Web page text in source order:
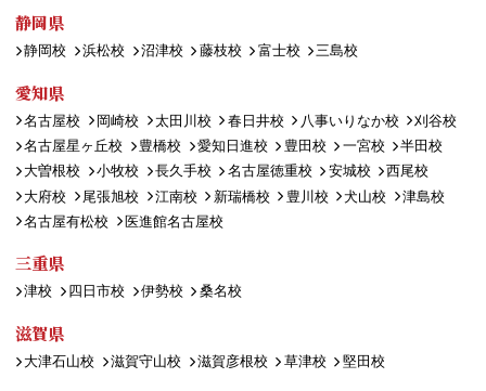
静岡県
静岡校 浜松校 沼津校 藤枝校 富士校 三島校
愛知県
名古屋校 岡崎校 太田川校 春日井校 八事いりなか校
刈谷校
名古屋星ヶ丘校
豊橋校 愛知日進校 豊田校 一宮校
半田校
大曽根校
小牧校 長久手校 名古屋徳重校 安城校
西尾校
大府校
尾張旭校 江南校 新瑞橋校 豊川校 犬山校
津島校
名古屋有松校
医進館名古屋校
三重県
津校 四日市校 伊勢校 桑名校
滋賀県
大津石山校 滋賀守山校 滋賀彦根校 草津校 堅田校